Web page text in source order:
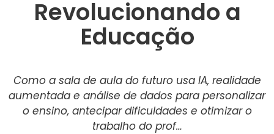
Revolucionando a
Educação
Como a sala de aula do futuro usa IA, realidade
aumentada e análise de dados para personalizar
o ensino, antecipar dificuldades e otimizar o
trabalho do prof…